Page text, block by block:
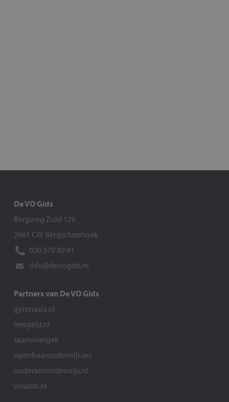
De VO Gids
Bergweg Zuid 126
2661 CW Bergschenhoek
020 570 89 81
info@devogids.nl
Partners van De VO Gids
gymnasia.nl
leergeld.nl
saarisnietgek
openbaaronderwijs.nu
oudersenonderwijs.nl
vosabb.nl